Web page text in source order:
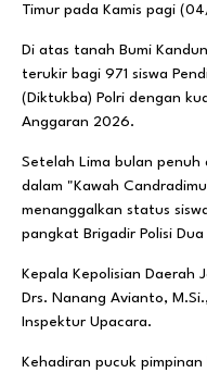
Timur pada Kamis pagi
Di atas tanah Bumi
terukir bagi 971 siswa
(Diktukba) Polri dengan
Anggaran 2026.
Setelah Lima bulan penuh
dalam "Kawah
menanggalkan status
pangkat Brigadir Polisi Dua
Kepala Kepolisian Daerah
Drs. Nanang Avianto,
Inspektur Upacara.
Kehadiran pucuk